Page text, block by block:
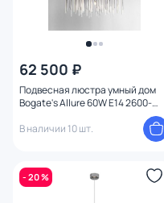
62 500 ₽
Подвесная люстра умный дом
Bogate's Allure 60W E14 2600-
2900К (теплый) 4690389178337
В наличии 10 шт.
- 20 %
Назначение
Количество колец
Форма плафона